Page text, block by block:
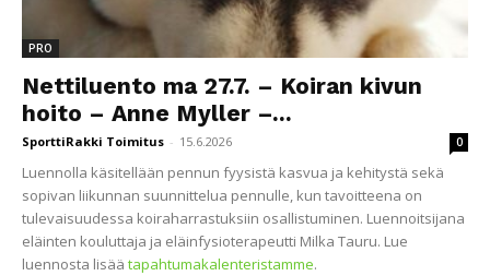
PRO
Nettiluento ma 27.7. – Koiran kivun
hoito – Anne Myller –...
SporttiRakki Toimitus - 15.6.2026 0
Luennolla käsitellään pennun fyysistä kasvua ja kehitystä sekä
sopivan liikunnan suunnittelua pennulle, kun tavoitteena on
tulevaisuudessa koiraharrastuksiin osallistuminen. Luennoitsijana
eläinten kouluttaja ja eläinfysioterapeutti Milka Tauru. Lue
luennosta lisää tapahtumakalenteristamme.